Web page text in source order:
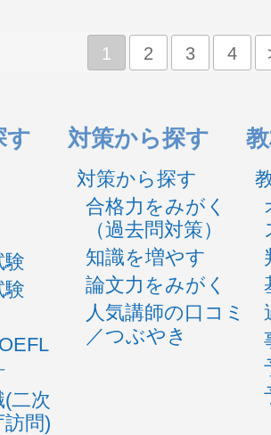
1 2 3 4
す
験
験
(二次
問)
対策から探す
対策から探す
合格力をみがく
（過去問対策）
知識を増やす
論文力をみがく
人気講師の口コミ
／つぶやき